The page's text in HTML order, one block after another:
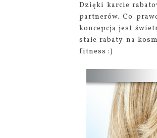
Dzięki karcie
partnerów. Co
koncepcja jest
stałe rabaty na
fitness :)